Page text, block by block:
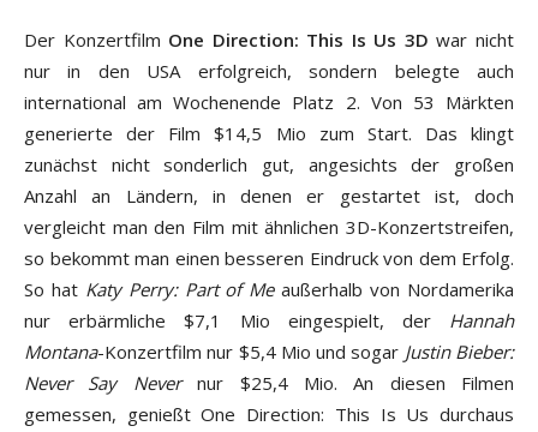
Der Konzertfilm One Direction: This Is Us 3D war nicht
nur in den USA erfolgreich, sondern belegte auch
international am Wochenende Platz 2. Von 53 Märkten
generierte der Film $14,5 Mio zum Start. Das klingt
zunächst nicht sonderlich gut, angesichts der großen
Anzahl an Ländern, in denen er gestartet ist, doch
vergleicht man den Film mit ähnlichen 3D-Konzertstreifen,
so bekommt man einen besseren Eindruck von dem Erfolg.
So hat Katy Perry: Part of Meaußerhalb von Nordamerika
nur erbärmliche $7,1 Mio eingespielt, der Hannah
Montana-Konzertfilm nur $5,4 Mio und sogar Justin Bieber:
Never Say Nevernur $25,4 Mio. An diesen Filmen
gemessen, genießt One Direction: This Is Us durchaus